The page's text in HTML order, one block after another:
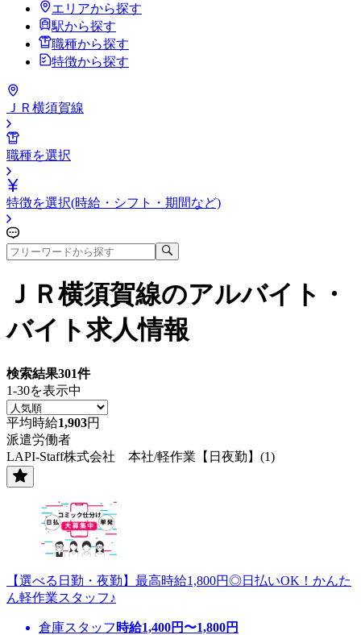
エリアから探す
駅から探す
職種から探す
特徴から探す
ＪＲ横須賀線
職種を選択
特徴を選択(時給・シフト・期間など)
ＪＲ横須賀線のアルバイト・
バイト求人情報
検索結果301件
1-30を表示中
平均時給1,903円
派遣労働者
LAPI-Staff株式会社 本社/軽作業【日夜勤】(1)
【選べる日勤・夜勤】最高時給1,800円◎日払いOK！かんた
ん軽作業スタッフ♪
倉庫スタッフ 時給1,400円〜1,800円